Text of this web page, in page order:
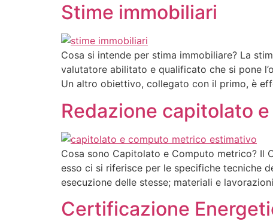
Stime immobiliari
Cosa si intende per stima immobiliare? La
valutatore abilitato e qualificato che si pone
Un altro obiettivo, collegato con il primo, è
Redazione capitolato
Cosa sono Capitolato e Computo metrico? Il
esso ci si riferisce per le specifiche tecniche
esecuzione delle stesse; materiali e
Certificazione